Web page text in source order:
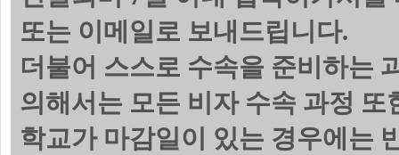
또는 이메일로 보내드립니다.
더불어 스스로 수속을 준비하는
의해서는 모든 비자 수속 과정
학교가 마감일이 있는 경우에는